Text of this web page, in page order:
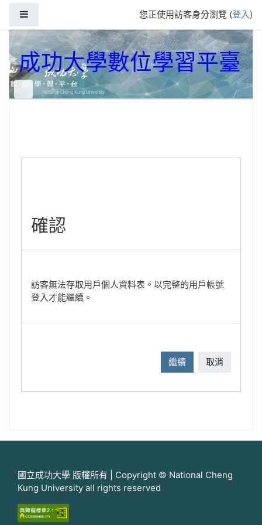
您正使用訪客身分瀏覽 (登入)
成功大學數位學習平臺
確認
訪客無法存取用戶個人資料表。以完整的用戶帳號
登入才能繼續。
繼續 取消
國立成功大學 版權所有 | Copyright © National Cheng
Kung University all rights reserved